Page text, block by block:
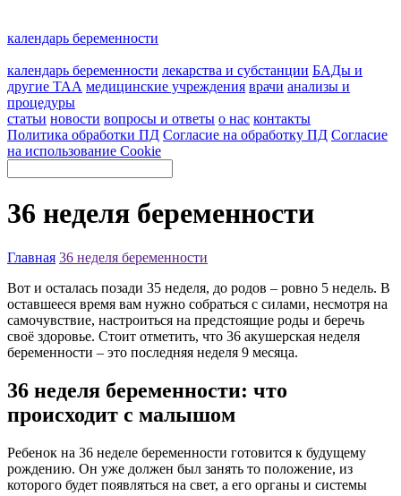
календарь беременности
календарь беременности лекарства и субстанции БАДы и
другие ТАА медицинские учреждения врачи анализы и
процедуры
статьи новости вопросы и ответы о нас контакты
Политика обработки ПД Согласие на обработку ПД Согласие
на использование Cookie
36 неделя беременности
Главная 36 неделя беременности
Вот и осталась позади 35 неделя, до родов – ровно 5 недель. В
оставшееся время вам нужно собраться с силами, несмотря на
самочувствие, настроиться на предстоящие роды и беречь
своё здоровье. Стоит отметить, что 36 акушерская неделя
беременности – это последняя неделя 9 месяца.
36 неделя беременности: что
происходит с малышом
Ребенок на 36 неделе беременности готовится к будущему
рождению. Он уже должен был занять то положение, из
которого будет появляться на свет, а его органы и системы